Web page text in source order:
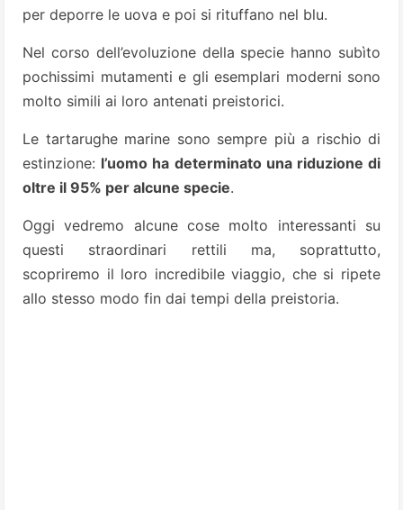
per deporre le uova e poi si rituffano nel blu.
Nel corso dell’evoluzione della specie hanno subìto
pochissimi mutamenti e gli esemplari moderni sono
molto simili ai loro antenati preistorici.
Le tartarughe marine sono sempre più a rischio di
estinzione: l’uomo ha determinato una riduzione di
oltre il 95% per alcune specie.
Oggi vedremo alcune cose molto interessanti su
questi straordinari rettili ma, soprattutto,
scopriremo il loro incredibile viaggio, che si ripete
allo stesso modo fin dai tempi della preistoria.